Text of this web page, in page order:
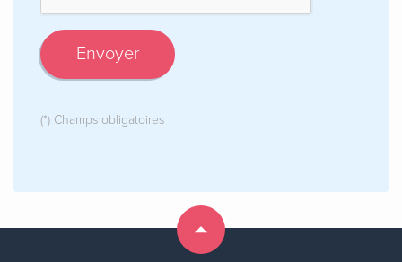
Envoyer
(*) Champs obligatoires